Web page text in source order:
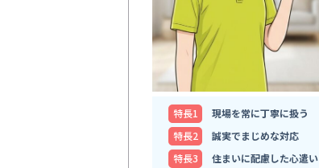
特⻑1
現場を常に丁寧に扱う
特⻑2
誠実でまじめな対応
特⻑3
住まいに配慮した心遣い